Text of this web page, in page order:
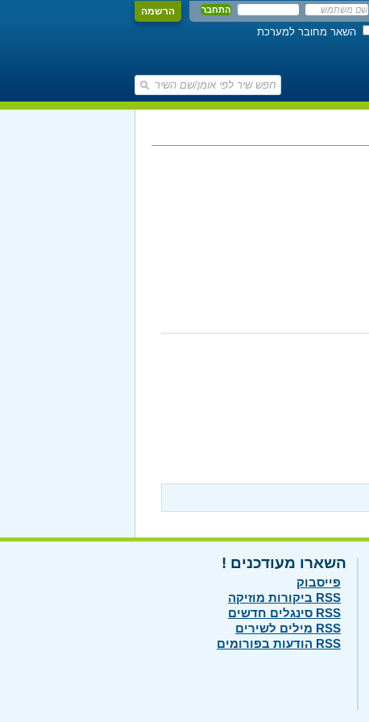
הרשמה
השאר מחובר למערכת
השארו מעודכנים !
פייסבוק
RSS ביקורות מוזיקה
RSS סינגלים חדשים
RSS מילים לשירים
RSS הודעות בפורומים